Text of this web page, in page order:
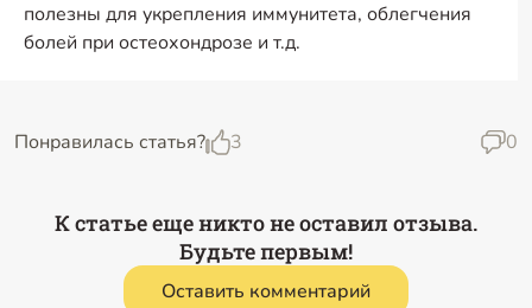
полезны для укрепления иммунитета, облегчения
болей при остеохондрозе и т.д.
Понравилась статья? 3 0
К статье еще никто не оставил отзыва.
Будьте первым!
Оставить комментарий